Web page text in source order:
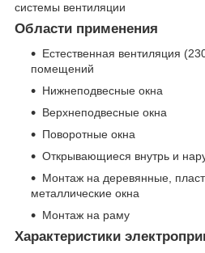
системы вентиляции
Области применения
Естественная вентиляция
помещений
Нижнеподвесные окна
Верхнеподвесные окна
Поворотные окна
Открывающиеся внутрь и
Монтаж на деревянные,
металлические окна
Монтаж на раму
Характеристики